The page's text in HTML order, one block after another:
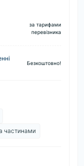
за тарифами
перевізника
Безкоштовно!
частинами